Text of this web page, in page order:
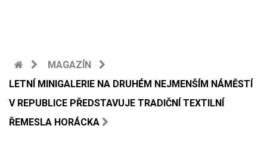
MAGAZÍN
LETNÍ MINIGALERIE NA DRUHÉM NEJMENŠÍM NÁMĚSTÍ
V REPUBLICE PŘEDSTAVUJE TRADIČNÍ TEXTILNÍ
ŘEMESLA HORÁCKA